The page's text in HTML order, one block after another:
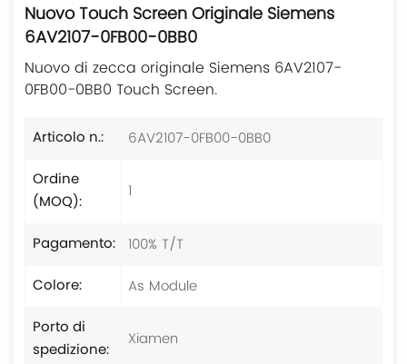
Nuovo Touch Screen Originale Siemens
6AV2107-0FB00-0BB0
Nuovo di zecca originale Siemens 6AV2107-
0FB00-0BB0 Touch Screen.
Articolo n.:
6AV2107-0FB00-0BB0
Ordine
(MOQ):
1
Pagamento: 100% T/T
Colore:
As Module
Porto di
spedizione:
Xiamen